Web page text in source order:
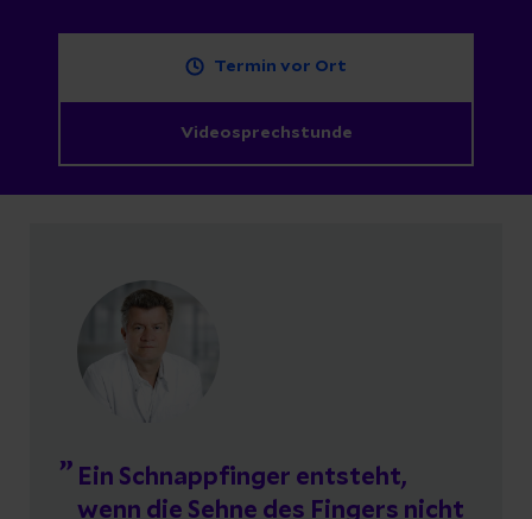
Termin vor Ort
Videosprechstunde
Ein Schnappfinger entsteht,
wenn die Sehne des Fingers nicht